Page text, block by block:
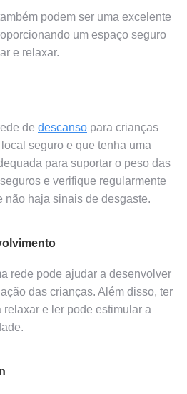
podem ser uma excelente
um espaço seguro
e relaxar.
de descanso para crianças
seguro e que tenha uma
para suportar o peso das
e verifique regularmente
não haja sinais de desgaste.
rede pode ajudar a desenvolver
das crianças. Além disso, ter
e ler pode estimular a